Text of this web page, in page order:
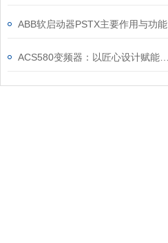
ABB软启动器PSTX主要作用与功能